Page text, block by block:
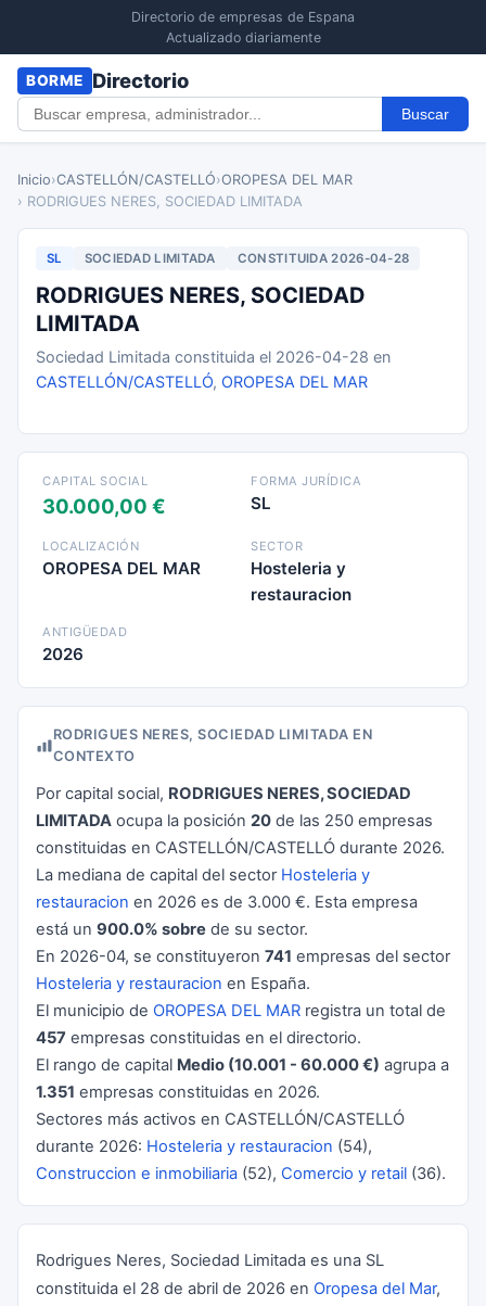
Directorio de empresas de Espana
Actualizado diariamente
BORME Directorio
Buscar
Inicio›CASTELLÓN/CASTELLÓ›OROPESA DEL MAR
› RODRIGUES NERES, SOCIEDAD LIMITADA
SL SOCIEDAD LIMITADA CONSTITUIDA 2026-04-28
RODRIGUES NERES, SOCIEDAD
LIMITADA
Sociedad Limitada constituida el 2026-04-28 en
CASTELLÓN/CASTELLÓ, OROPESA DEL MAR
CAPITAL SOCIAL
30.000,00 €
FORMA JURÍDICA
SL
LOCALIZACIÓN
OROPESA DEL MAR
SECTOR
Hosteleria y
restauracion
ANTIGÜEDAD
2026
RODRIGUES NERES, SOCIEDAD LIMITADA EN
CONTEXTO
Por capital social, RODRIGUES NERES, SOCIEDAD
LIMITADA ocupa la posición 20 de las 250 empresas
constituidas en CASTELLÓN/CASTELLÓ durante 2026.
La mediana de capital del sector Hosteleria y
restauracion en 2026 es de 3.000 €. Esta empresa
está un 900.0% sobre de su sector.
En 2026-04, se constituyeron 741 empresas del sector
Hosteleria y restauracion en España.
El municipio de OROPESA DEL MAR registra un total de
457 empresas constituidas en el directorio.
El rango de capital Medio (10.001 - 60.000 €) agrupa a
1.351 empresas constituidas en 2026.
Sectores más activos en CASTELLÓN/CASTELLÓ
durante 2026: Hosteleria y restauracion (54),
Construccion e inmobiliaria (52), Comercio y retail (36).
Rodrigues Neres, Sociedad Limitada es una SL
constituida el 28 de abril de 2026 en Oropesa del Mar,